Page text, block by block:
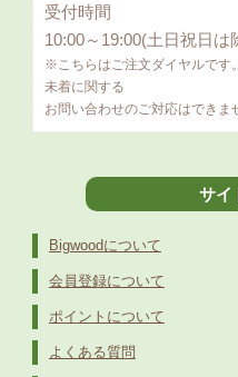
受付時間
10:00～19:00(土日祝日は
※こちらはご注文ダイヤルです
未着に関する
お問い合わせのご対応はできま
サイ
Bigwoodについて
会員登録について
ポイントについて
よくある質問